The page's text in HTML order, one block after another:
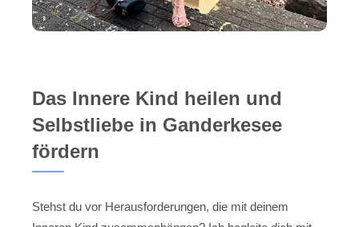
Das Innere Kind heilen und
Selbstliebe in Ganderkesee
fördern
Stehst du vor Herausforderungen, die mit deinem